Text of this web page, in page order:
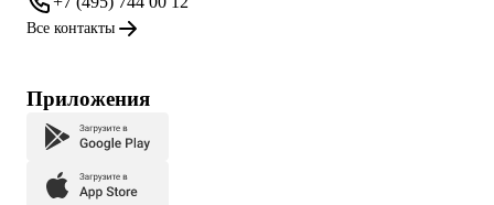
Все контакты
Приложения